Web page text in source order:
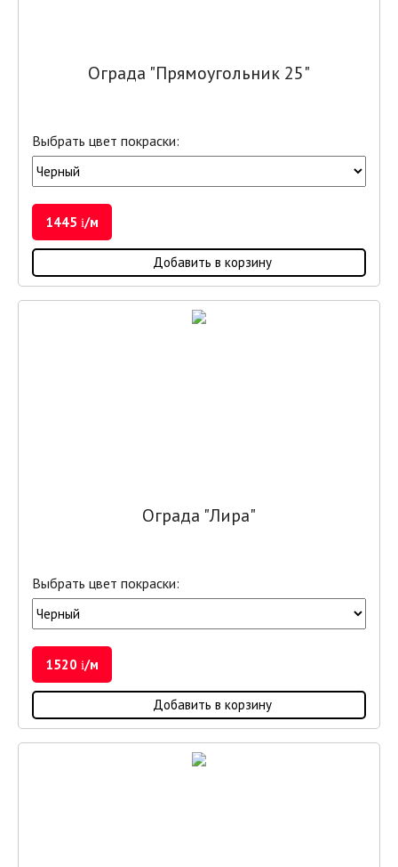
Ограда "Прямоугольник 25"
Выбрать цвет покраски:
1445 i/м
Добавить в корзину
Ограда "Лира"
Выбрать цвет покраски:
1520 i/м
Добавить в корзину